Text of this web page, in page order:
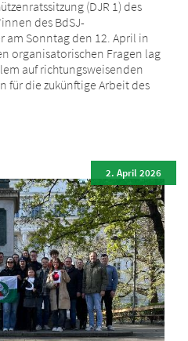
(DJR 1) des
des BdSJ-
am Sonntag den 12. April in
organisatorischen Fragen lag
auf richtungsweisenden
für die zukünftige Arbeit des
2. April 2026